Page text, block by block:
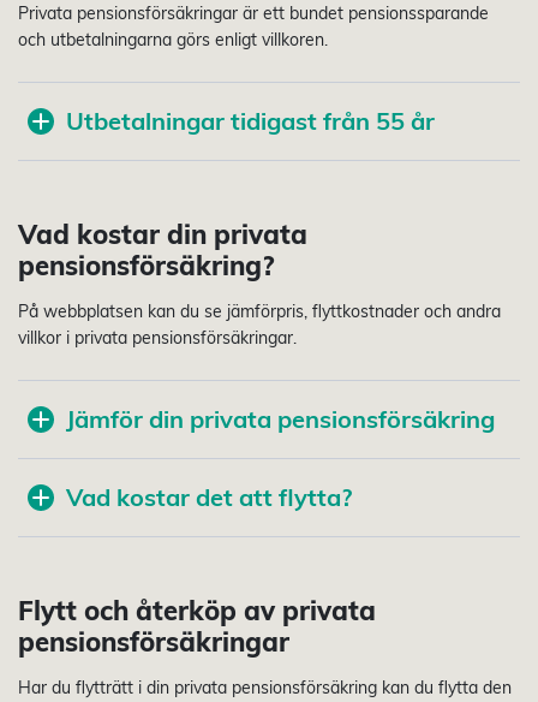
Privata pensionsförsäkringar är ett bundet pensionssparande
och utbetalningarna görs enligt villkoren.
Utbetalningar tidigast från 55 år
Vad kostar din privata
pensionsförsäkring?
På webbplatsen kan du se jämförpris, flyttkostnader och andra
villkor i privata pensionsförsäkringar.
Jämför din privata pensionsförsäkring
Vad kostar det att flytta?
Flytt och återköp av privata
pensionsförsäkringar
Har du flytträtt i din privata pensionsförsäkring kan du flytta den